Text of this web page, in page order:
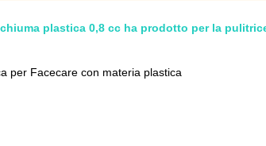
plastica 0,8 cc ha prodotto per la
per Facecare con materia plastica